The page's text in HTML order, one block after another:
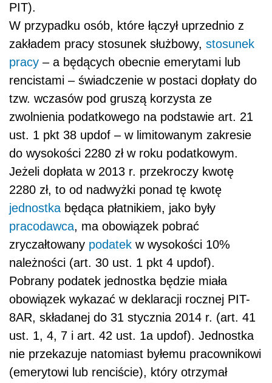
PIT).
W przypadku osób, które łączył uprzednio z
zakładem pracy stosunek służbowy, stosunek
pracy – a będących obecnie emerytami lub
rencistami – świadczenie w postaci dopłaty do
tzw. wczasów pod gruszą korzysta ze
zwolnienia podatkowego na podstawie art. 21
ust. 1 pkt 38 updof – w limitowanym zakresie
do wysokości 2280 zł w roku podatkowym.
Jeżeli dopłata w 2013 r. przekroczy kwotę
2280 zł, to od nadwyżki ponad tę kwotę
jednostkabędąca płatnikiem, jako były
pracodawca, ma obowiązek pobrać
zryczałtowany podatek w wysokości 10%
należności (art. 30 ust. 1 pkt 4 updof).
Pobrany podatek jednostka będzie miała
obowiązek wykazać w deklaracji rocznej PIT-
8AR, składanej do 31 stycznia 2014 r. (art. 41
ust. 1, 4, 7 i art. 42 ust. 1a updof). Jednostka
nie przekazuje natomiast byłemu pracownikowi
(emerytowi lub renciście), który otrzymał